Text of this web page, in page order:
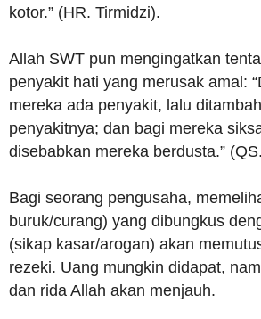
kotor.” (HR. Tirmidzi).
Allah SWT pun mengingatkan
penyakit hati yang merusak amal:
mereka ada penyakit, lalu
penyakitnya; dan bagi mereka
disebabkan mereka berdusta.”
Bagi seorang pengusaha,
buruk/curang) yang dibungkus
(sikap kasar/arogan) akan
rezeki. Uang mungkin didapat,
dan rida Allah akan menjauh.